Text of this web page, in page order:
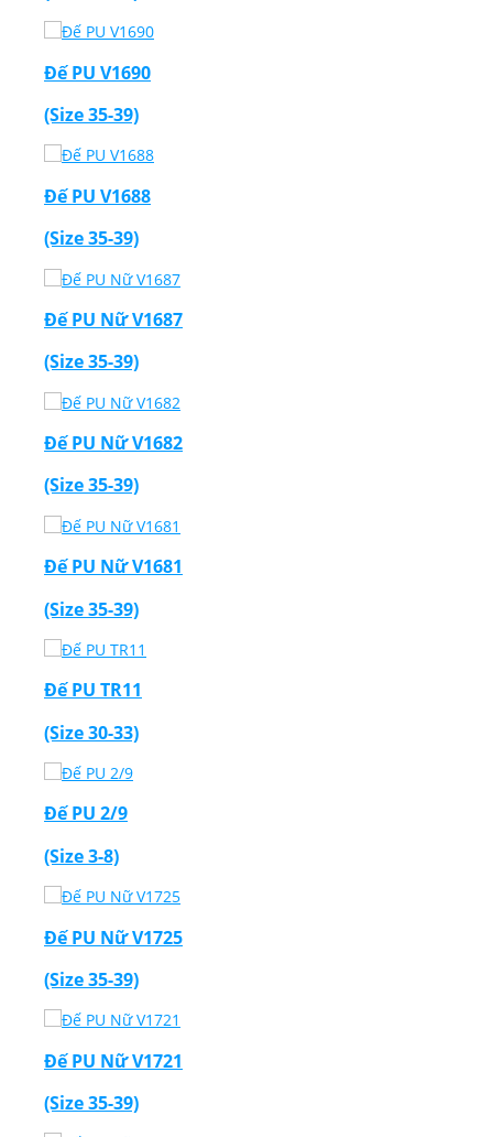
Đế PU V1690
(Size 35-39)
Đế PU V1688
(Size 35-39)
Đế PU Nữ V1687
(Size 35-39)
Đế PU Nữ V1682
(Size 35-39)
Đế PU Nữ V1681
(Size 35-39)
Đế PU TR11
(Size 30-33)
Đế PU 2/9
(Size 3-8)
Đế PU Nữ V1725
(Size 35-39)
Đế PU Nữ V1721
(Size 35-39)